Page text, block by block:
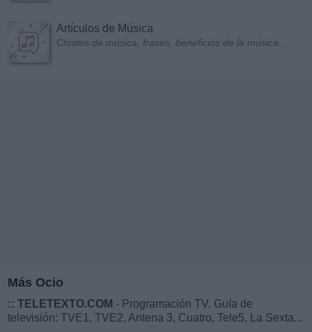
Artículos de Música
Chistes de música, frases, beneficios de la música...
Más Ocio
:: TELETEXTO.COM - Programación TV. Guía de
televisión: TVE1, TVE2, Antena 3, Cuatro, Tele5, La Sexta...